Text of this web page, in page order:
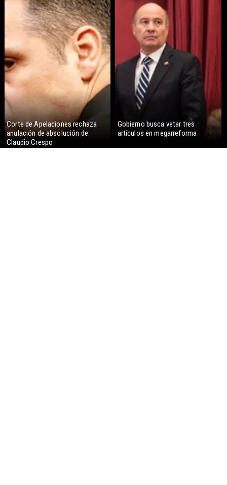
Corte de Apelaciones rechaza
anulación de absolución de
Claudio Crespo
Gobierno busca vetar tres
artículos en megarreforma